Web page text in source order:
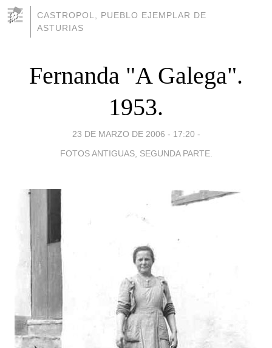
CASTROPOL, PUEBLO EJEMPLAR DE
ASTURIAS
Fernanda "A Galega".
1953.
23 DE MARZO DE 2006 - 17:20 -
FOTOS ANTIGUAS, SEGUNDA PARTE.